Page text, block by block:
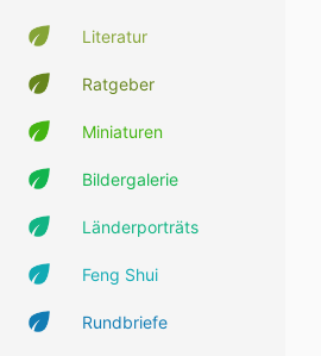
Literatur
Ratgeber
Miniaturen
Bildergalerie
Länderporträts
Feng Shui
Rundbriefe